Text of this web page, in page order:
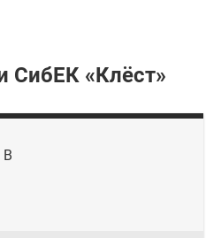
СибЕК «Клёст»
В